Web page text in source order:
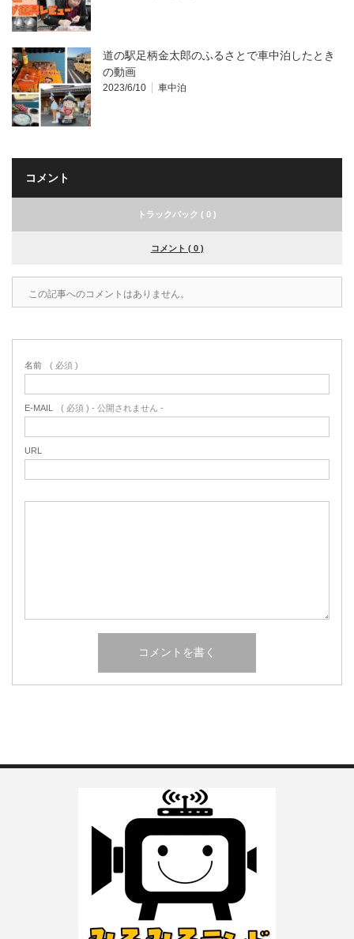
道の駅足柄金太郎のふるさとで車中泊したとき
の動画
2023/6/10 車中泊
コメント
トラックバック ( 0 )
コメント ( 0 )
この記事へのコメントはありません。
名前 ( 必須 )
E-MAIL ( 必須 ) - 公開されません -
URL